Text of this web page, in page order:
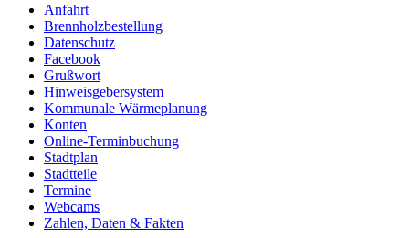
Anfahrt
Brennholzbestellung
Datenschutz
Facebook
Grußwort
Hinweisgebersystem
Kommunale Wärmeplanung
Konten
Online-Terminbuchung
Stadtplan
Stadtteile
Termine
Webcams
Zahlen, Daten & Fakten